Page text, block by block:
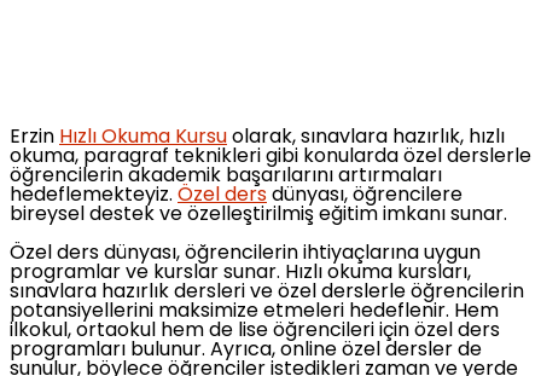
Erzin Hızlı Okuma Kursu olarak, sınavlara hazırlık, hızlı
okuma, paragraf teknikleri gibi konularda özel derslerle
öğrencilerin akademik başarılarını artırmaları
hedeflemekteyiz. Özel ders dünyası, öğrencilere
bireysel destek ve özelleştirilmiş eğitim imkanı sunar.
Özel ders dünyası, öğrencilerin ihtiyaçlarına uygun
programlar ve kurslar sunar. Hızlı okuma kursları,
sınavlara hazırlık dersleri ve özel derslerle öğrencilerin
potansiyellerini maksimize etmeleri hedeflenir. Hem
ilkokul, ortaokul hem de lise öğrencileri için özel ders
programları bulunur. Ayrıca, online özel dersler de
sunulur, böylece öğrenciler istedikleri zaman ve yerde